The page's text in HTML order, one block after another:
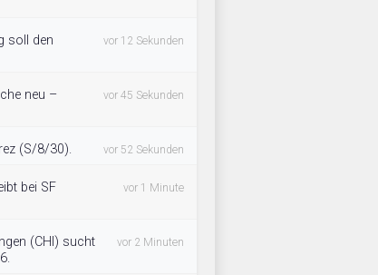
soll den
vor 12 Sekunden
neu –
vor 45 Sekunden
(S/8/30). vor 52 Sekunden
bei SF
vor 1 Minute
(CHI) sucht
vor 2 Minuten